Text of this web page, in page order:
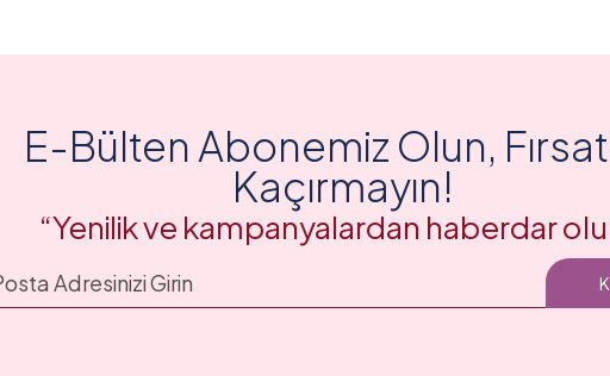
E-Bülten Abonemiz Olun,
Kaçırmayın!
“Yenilik ve kampanyalardan haberdar